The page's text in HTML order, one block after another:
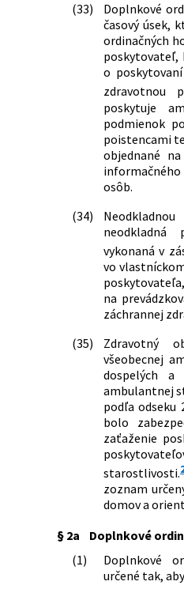
dopĺňajú
67/2022 Z. z.
Zákon,
č. 578/
dopĺňajú
102/2022 Z. z.
Zákon,
predpisov
125/2022 Z. z.
Zákon,
č. 461/
menia a
267/2022 Z. z.
Zákon,
č. 576/
dopĺňajú
331/2022 Z. z.
Zákon,
576/2004
(33)
Doplnkové
časový úsek,
ordinačných
poskytovateľ,
o
zdravotnou
poskytuje
podmienok
poistencami
objednané
osôb.
(34)
neodkladná
vykonaná v
vo
na
záchrannej
(35)
Zdravotný
všeobecnej
dospelých a
ambulantnej
podľa odseku
bolo
zaťaženie
starostlivosti.
zoznam
domov a
§ 2a
Doplnkové
(1)
Doplnkové
určené tak, aby